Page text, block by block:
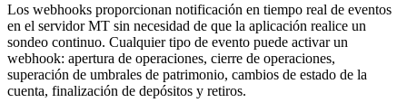
Los webhooks proporcionan notificación en tiempo real de eventos
en el servidor MT sin necesidad de que la aplicación realice un
sondeo continuo. Cualquier tipo de evento puede activar un
webhook: apertura de operaciones, cierre de operaciones,
superación de umbrales de patrimonio, cambios de estado de la
cuenta, finalización de depósitos y retiros.